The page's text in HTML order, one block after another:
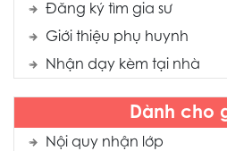
Đăng ký tìm gia sư
Giới thiệu phụ huynh
Nhận dạy kèm tại nhà
Dành cho
Nội quy nhận lớp